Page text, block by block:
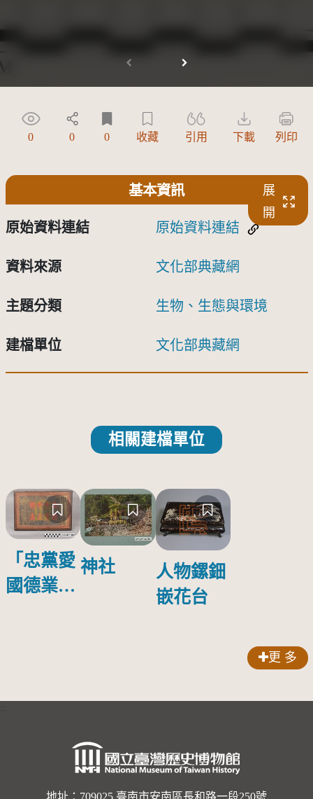
0 0 0 收藏 引用 下載 列印
基本資訊
展
開
原始資料連結 原始資料連結
資料來源 文化部典藏網
主題分類 生物、生態與環境
建檔單位 文化部典藏網
相關建檔單位
「忠黨愛
國德業並
神社
人物鏍鈿
嵌花台
更 多
地址：709025 臺南市安南區長和路一段250號